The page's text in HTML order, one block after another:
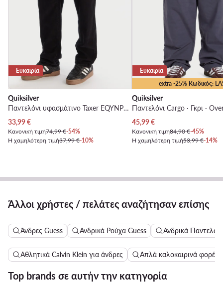
Ευκαιρία
Quiksilver
Παντελόνι υφασμάτινο Taxer EQYNP03315 Μαύρο
Τρέχουσα τιμή
33,99€
Κανονική τιμή74,99 €-54%
Η χαμηλότερη τιμή37,99 €-10%
extra -25% Κωδικός:
Ευκαιρία
Quiksilver
Παντελόνι Cargo · Γκρι ·
Τρέχουσα τιμή
45,99€
Κανονική τιμή84,90 €-45%
Η χαμηλότερη τιμή53,99 €-14%
Άλλοι χρήστες / πελάτες αναζήτησαν επίσης
Άνδρες Guess Ανδρικά Ρούχα Guess Ανδρικά
Αθλητικά Calvin Klein για άνδρες Απλά καλοκαιρινά
Top brands σε αυτήν την κατηγορία